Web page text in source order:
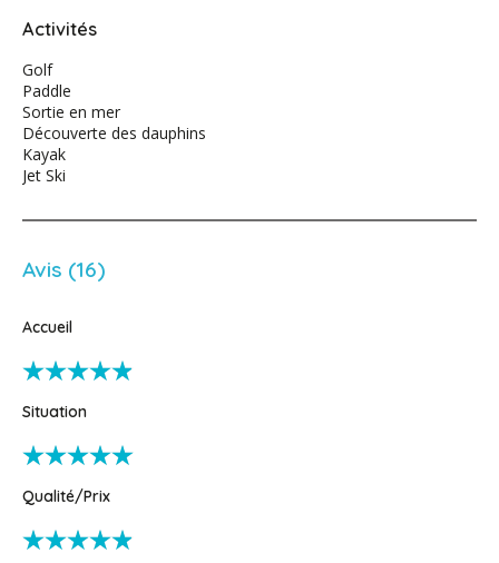
Activités
Golf
Paddle
Sortie en mer
Découverte des dauphins
Kayak
Jet Ski
Avis (16)
Accueil
Situation
Qualité/Prix